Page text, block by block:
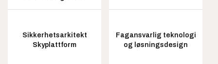
Sikkerhetsarkitekt
Skyplattform
Fagansvarlig teknologi
og løsningsdesign